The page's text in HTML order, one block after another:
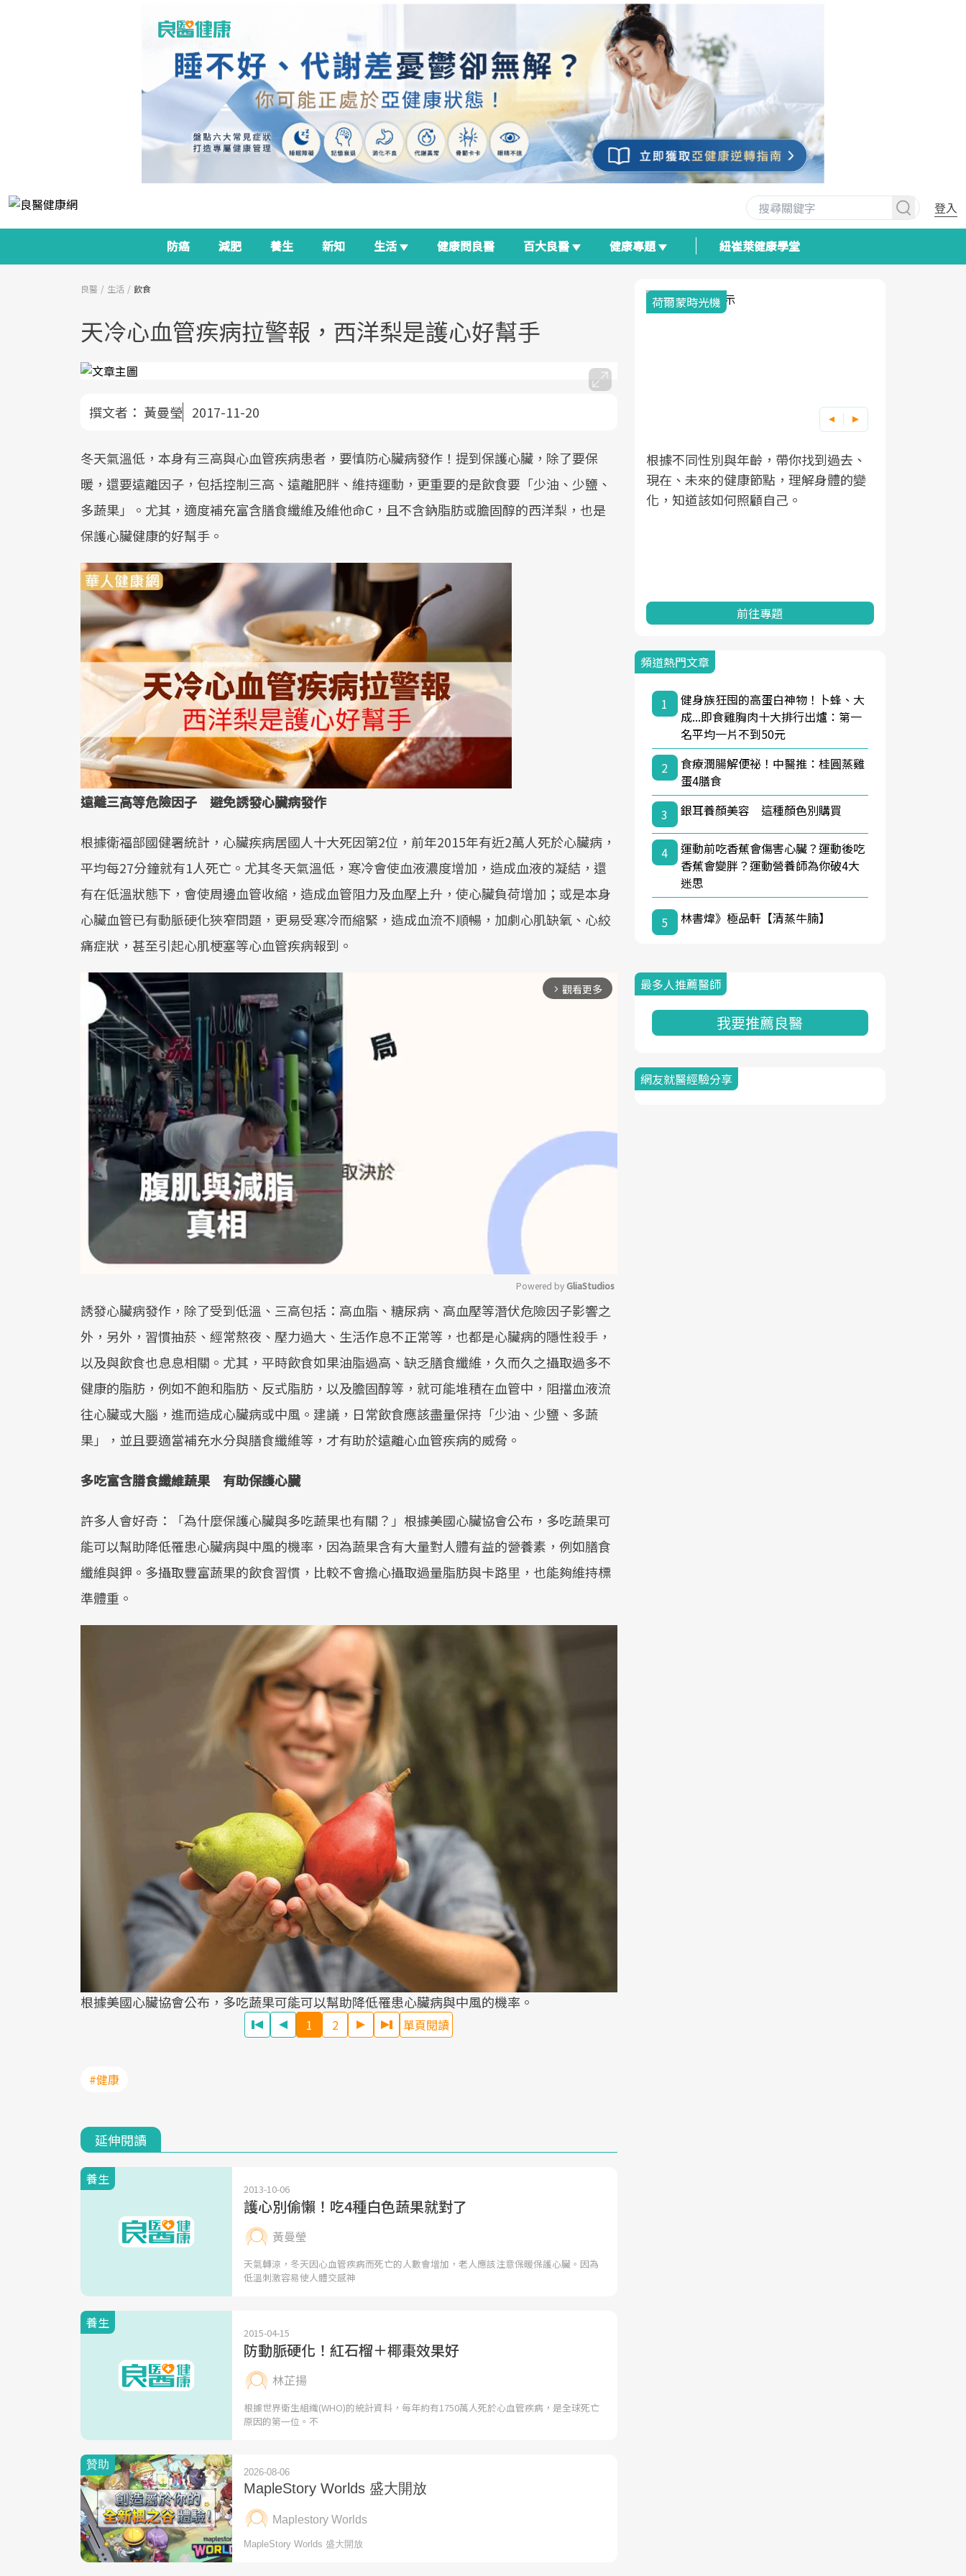
登入
防癌 減肥 養生 新知 生活 健康問良醫 百大良醫 健康專題 紐崔萊健康學堂
良醫 生活 飲食
天冷心血管疾病拉警報，西洋梨是護心好幫手
撰文者： 黃曼瑩 2017-11-20
冬天氣溫低，本身有三高與心血管疾病患者，要慎防心臟病發作！提到保護心臟，除了要保
暖，還要遠離因子，包括控制三高、遠離肥胖、維持運動，更重要的是飲食要「少油、少鹽、
多蔬果」。尤其，適度補充富含膳食纖維及維他命C，且不含鈉脂肪或膽固醇的西洋梨，也是
保護心臟健康的好幫手。
遠離三高等危險因子 避免誘發心臟病發作
根據衛福部國健署統計，心臟疾病居國人十大死因第2位，前年2015年有近2萬人死於心臟病，
平均每27分鐘就有1人死亡。尤其冬天氣溫低，寒冷會使血液濃度增加，造成血液的凝結，還
有在低溫狀態下，會使周邊血管收縮，造成血管阻力及血壓上升，使心臟負荷增加；或是本身
心臟血管已有動脈硬化狹窄問題，更易受寒冷而縮緊，造成血流不順暢，加劇心肌缺氧、心絞
痛症狀，甚至引起心肌梗塞等心血管疾病報到。
arrow_forward_ios 觀看更多
Mute
Powered by GliaStudios
誘發心臟病發作，除了受到低溫、三高包括：高血脂、糖尿病、高血壓等潛伏危險因子影響之
外，另外，習慣抽菸、經常熬夜、壓力過大、生活作息不正常等，也都是心臟病的隱性殺手，
以及與飲食也息息相關。尤其，平時飲食如果油脂過高、缺乏膳食纖維，久而久之攝取過多不
健康的脂肪，例如不飽和脂肪、反式脂肪，以及膽固醇等，就可能堆積在血管中，阻擋血液流
往心臟或大腦，進而造成心臟病或中風。建議，日常飲食應該盡量保持「少油、少鹽、多蔬
果」，並且要適當補充水分與膳食纖維等，才有助於遠離心血管疾病的威脅。
多吃富含膳食纖維蔬果 有助保護心臟
許多人會好奇：「為什麼保護心臟與多吃蔬果也有關？」根據美國心臟協會公布，多吃蔬果可
能可以幫助降低罹患心臟病與中風的機率，因為蔬果含有大量對人體有益的營養素，例如膳食
纖維與鉀。多攝取豐富蔬果的飲食習慣，比較不會擔心攝取過量脂肪與卡路里，也能夠維持標
準體重。
根據美國心臟協會公布，多吃蔬果可能可以幫助降低罹患心臟病與中風的機率。
1 2 單頁閱讀
#健康
延伸閱讀
養生
2013-10-06
護心別偷懶！吃4種白色蔬果就對了
黃曼瑩
天氣轉涼，冬天因心血管疾病而死亡的人數會增加，老人應該注意保暖保護心臟。因為
低溫刺激容易使人體交感神
養生
2015-04-15
防動脈硬化！紅石榴＋椰棗效果好
林芷揚
根據世界衛生組織(WHO)的統計資料，每年約有1750萬人死於心血管疾病，是全球死亡
原因的第一位。不
面對超高齡社會的浪潮，台灣正在快速
邁向「健康照護」的新時代。隨著國家
政策如「健康台灣推動委員會」與「長
照3.0」的推進，「預防醫學」已成全民
療院所的服務，更是民眾了解自身健康
狀況、啟動健康管理的重要起點。
2025年，就到良醫生活祭體驗「一站式
健康新生活」，從講座、體驗到運動，
全面啟動你的健康革命！
良醫健康網從「換季的身體變化」出
發，透過醫學觀點與日常感受的對話，
建立對亞健康的認知，進而引導實際的
改善行動。
荷爾蒙時光機
根據不同性別與年齡，帶你找到過去、
現在、未來的健康節點，理解身體的變
化，知道該如何照顧自己。
前往專題
頻道熱門文章
1
健身族狂囤的高蛋白神物！卜蜂、大
成...即食雞胸肉十大排行出爐：第一
名平均一片不到50元
2
食療潤腸解便祕！中醫推：桂圓蒸雞
蛋4膳食
3
銀耳養顏美容 這種顏色別購買
4
運動前吃香蕉會傷害心臟？運動後吃
香蕉會變胖？運動營養師為你破4大
迷思
5 林書煒》極品軒【清蒸牛腩】
最多人推薦醫師
我要推薦良醫
網友就醫經驗分享